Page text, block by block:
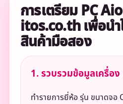
การเตรียม PC
itos.co.th เพื่อนำ
สินค้ามือสอง
1. รวบรวมข้อมูลเครื่อง
ทำรายการยี่ห้อ รุ่น ขนาดจอ